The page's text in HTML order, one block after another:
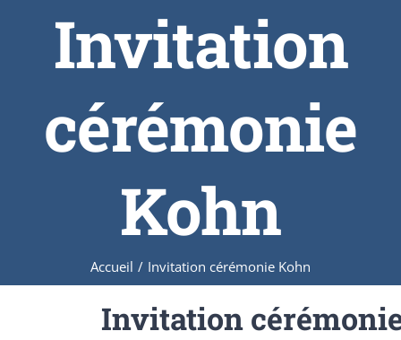
Invitation
cérémonie
Kohn
Accueil / Invitation cérémonie Kohn
Invitation